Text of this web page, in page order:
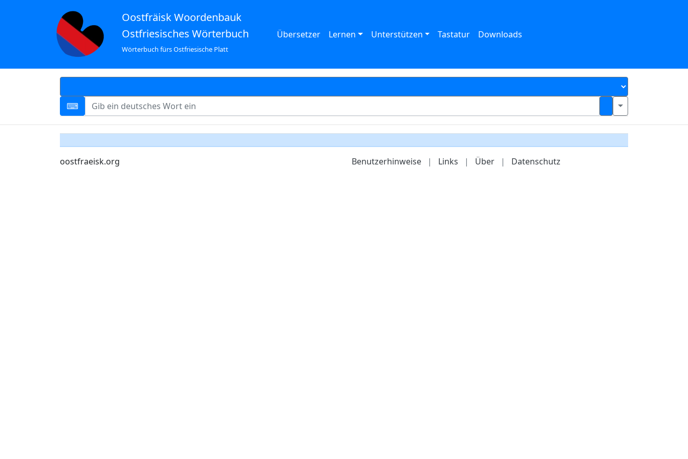
Oostfräisk Woordenbauk
Ostfriesisches Wörterbuch
Wörterbuch fürs Ostfriesische Platt
Übersetzer Lernen Unterstützen Tastatur Downloads
oostfraeisk.org Benutzerhinweise | Links | Über | Datenschutz